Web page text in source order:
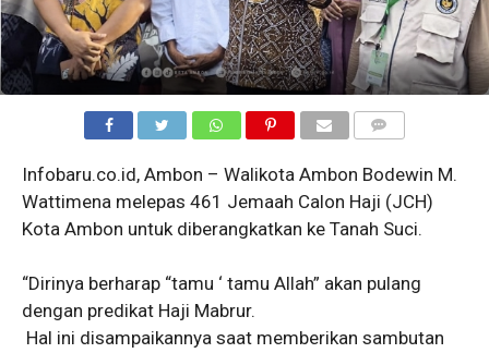
Infobaru.co.id, Ambon – Walikota Ambon Bodewin M.
Wattimena melepas 461 Jemaah Calon Haji (JCH)
Kota Ambon untuk diberangkatkan ke Tanah Suci.
“Dirinya berharap “tamu ‘ tamu Allah” akan pulang
dengan predikat Haji Mabrur.
Hal ini disampaikannya saat memberikan sambutan